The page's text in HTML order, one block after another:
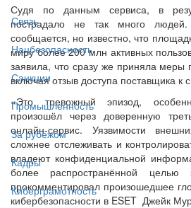
Связь
Нацбезопасность
Санкции
Промышленность
За рубежом
Кадры
Киберграмотность
Судя по данным сервиса, в
пострадало не так много
сообщается, но известно, что
миру более 200 млн активных
заявила, что сразу же приняла меры
включая отзыв доступа поставщика к
«Это тревожный эпизод,
произошёл через доверенную
онлайн-сервис. Уязвимости
сложнее отслеживать и
владеют конфиденциальной
более распространённой целью
прокомментировал произошедшее
кибербезопасности в ESET Джейк